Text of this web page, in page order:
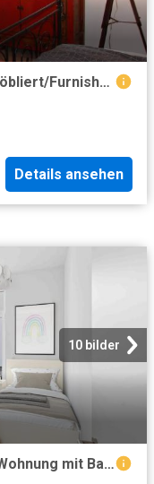
26764 HomeCompany Dresden Möbliert/Furnished Tiny House mit Terrasse in Dresden Neustadt max. 3 Personen
Details ansehen
10 bilder
Willkommen Zuhause: 3 Zimmer Wohnung mit Balkon